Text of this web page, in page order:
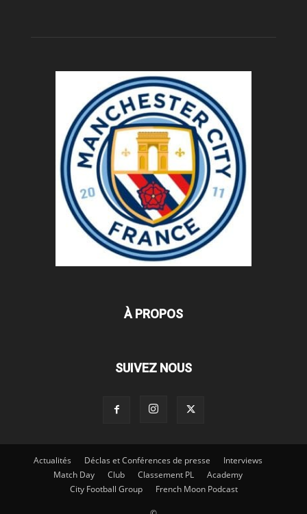
À PROPOS
SUIVEZ NOUS
Actualités Déclas et Conférences de presse
Interviews
Match Day
Club Classement PL
Academy
City Football Group
French Moon Podcast